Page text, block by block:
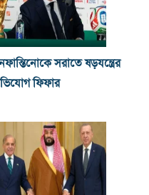
সরাতে ষড়যন্ত্রের
ফিফার